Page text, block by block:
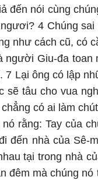
đến nói cùng
4 Chúng
như cách cũ, có
Giu-đa toan
Lại ông có lập
tâu cho vua
có ai làm
rằng: Tay của
đến nhà của Sê-
tại trong nhà
mà chúng nó